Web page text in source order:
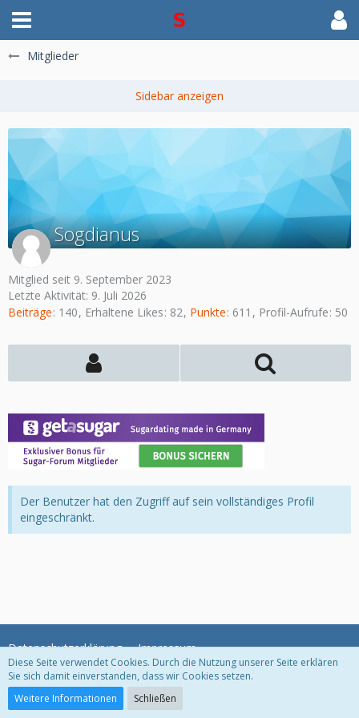
Mitglieder
Sogdianus
Mitglied seit 9. September 2023
Letzte Aktivität: 9. Juli 2026
Beiträge 140 Erhaltene Likes 82 Punkte 611 Profil-Aufrufe 50
Der Benutzer hat den Zugriff auf sein vollständiges Profil
eingeschränkt.
Datenschutzerklärung Impressum
Community-Software:
Diese Seite verwendet Cookies. Durch die Nutzung unserer Seite erklären
Sie sich damit einverstanden, dass wir Cookies setzen.
Weitere Informationen
Schließen